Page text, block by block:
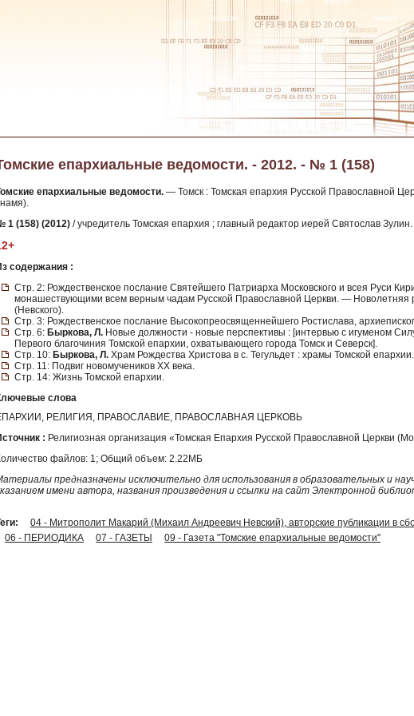
епархиальные ведомости. - 2012. - № 1 (158)
епархиальные ведомости. — Томск : Томская епархия Русской Православной
1 (158) (2012) / учредитель Томская епархия ; главный редактор иерей Святослав Зулин.
содержания :
Стр. 2: Рождественское послание Святейшего Патриарха Московского и всея Руси
монашествующими всем верным чадам Русской Православной Церкви. — Новолетняя
(Невского).
Стр. 3: Рождественское послание Высокопреосвященнейшего Ростислава,
Стр. 6: Быркова, Л. Новые должности - новые перспективы : [интервью с игуменом
Первого благочиния Томской епархии, охватывающего города Томск и Северск].
Стр. 10: Быркова, Л. Храм Рождества Христова в с. Тегульдет : храмы Томской епархии.
Стр. 11: Подвиг новомучеников ХХ века.
Стр. 14: Жизнь Томской епархии.
слова
РЕЛИГИЯ, ПРАВОСЛАВИЕ, ПРАВОСЛАВНАЯ ЦЕРКОВЬ
: Религиозная организация «Томская Епархия Русской Православной Церкви
файлов: 1; Общий объем: 2.22МБ
предназначены исключительно для использования в образовательных и
имени автора, названия произведения и ссылки на сайт Электронной
04 - Митрополит Макарий (Михаил Андреевич Невский), авторские публикации в
06 - ПЕРИОДИКА
07 - ГАЗЕТЫ 09 - Газета "Томские епархиальные ведомости"